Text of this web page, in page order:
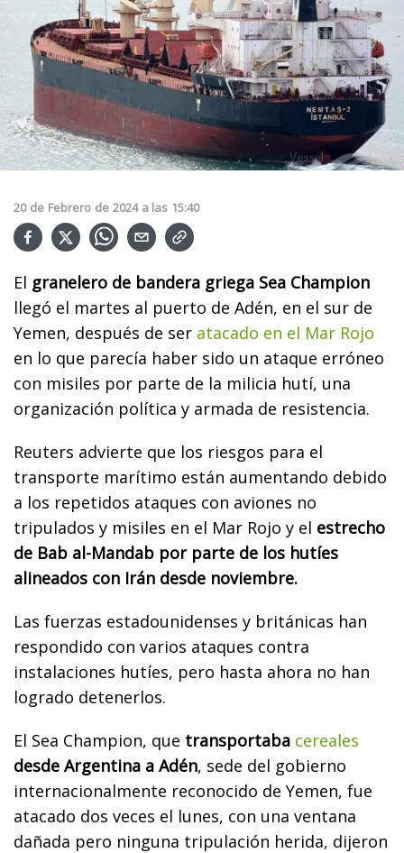
20 de Febrero de 2024 a las 15:40
El granelero de bandera griega Sea Champion
llegó el martes al puerto de Adén, en el sur de
Yemen, después de ser atacado en el Mar Rojo
en lo que parecía haber sido un ataque erróneo
con misiles por parte de la milicia hutí, una
organización política y armada de resistencia.
Reuters advierte que los riesgos para el
transporte marítimo están aumentando debido
a los repetidos ataques con aviones no
tripulados y misiles en el Mar Rojo y el estrecho
de Bab al-Mandab por parte de los hutíes
alineados con Irán desde noviembre.
Las fuerzas estadounidenses y británicas han
respondido con varios ataques contra
instalaciones hutíes, pero hasta ahora no han
logrado detenerlos.
El Sea Champion, que transportaba cereales
desde Argentina a Adén, sede del gobierno
internacionalmente reconocido de Yemen, fue
atacado dos veces el lunes, con una ventana
dañada pero ninguna tripulación herida, dijeron